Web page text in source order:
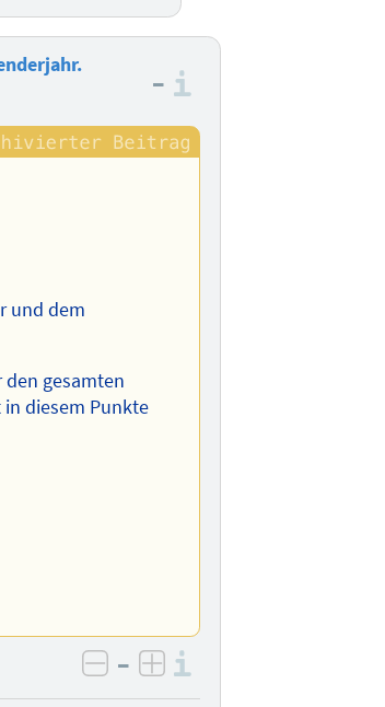
–
und dem
den gesamten
in diesem Punkte
negativ bewerten
– positiv bewerten